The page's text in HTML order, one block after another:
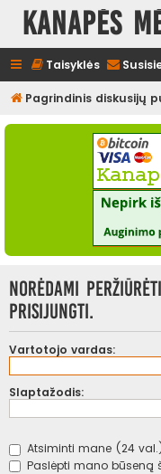
Kanapės
Taisyklės
Pagrindinis diskusijų
Norėdami
prisijungti.
Vartotojo vardas:
Slaptažodis:
Atsiminti mane (24
Paslėpti mano būseną